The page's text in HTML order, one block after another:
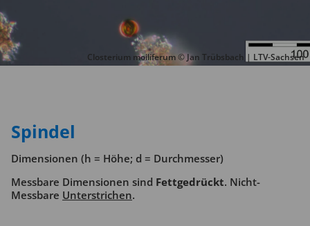
Closterium moiliferum © Jan Trübsbach | LTV-Sachsen
Spindel
Dimensionen (h = Höhe; d = Durchmesser)
Messbare Dimensionen sind Fettgedrückt. Nicht-
Messbare Unterstrichen.